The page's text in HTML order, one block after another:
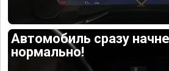
Автомобиль сразу
нормально!